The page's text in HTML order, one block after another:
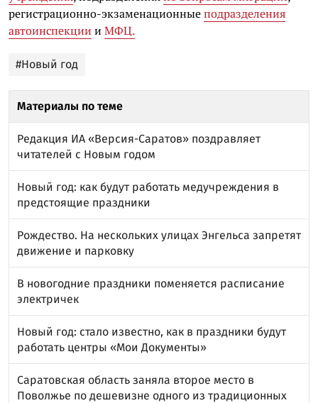
регистрационно-экзаменационныеподразделения
автоинспекции и МФЦ.
#Новый год
Материалы по теме
Редакция ИА «Версия-Саратов» поздравляет
читателей с Новым годом
Новый год: как будут работать медучреждения в
предстоящие праздники
Рождество. На нескольких улицах Энгельса запретят
движение и парковку
В новогодние праздники поменяется расписание
электричек
Новый год: стало известно, как в праздники будут
работать центры «Мои Документы»
Саратовская область заняла второе место в
Поволжье по дешевизне одного из традиционных